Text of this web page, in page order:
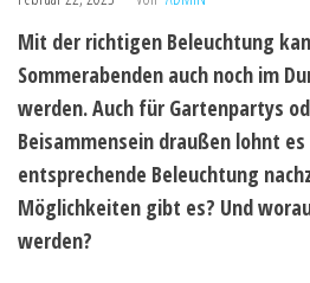
Mit der richtigen Beleuchtung
Sommerabenden auch noch im
werden. Auch für Gartenpartys
Beisammensein draußen lohnt
entsprechende Beleuchtung
Möglichkeiten gibt es? Und
werden?